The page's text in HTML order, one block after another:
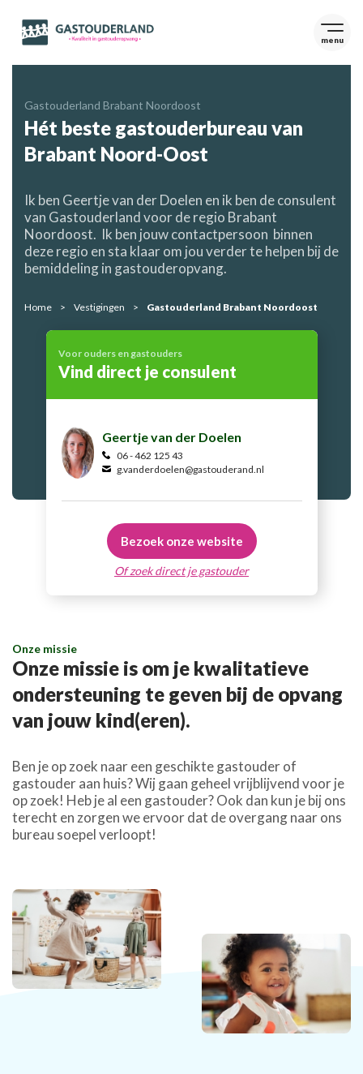
menu
Gastouderland Brabant Noordoost
Hét beste gastouderbureau van
Brabant Noord-Oost
Ik ben Geertje van der Doelen en ik ben de consulent
van Gastouderland voor de regio Brabant
Noordoost. Ik ben jouw contactpersoon binnen
deze regio en sta klaar om jou verder te helpen bij de
bemiddeling in gastouderopvang.
Home Vestigingen Gastouderland Brabant Noordoost
Voor ouders en gastouders
Vind direct je consulent
Geertje van der Doelen
06 - 462 125 43
g.vanderdoelen@gastouderand.nl
Bezoek onze website
Of zoek direct je gastouder
Onze missie
Onze missie is om je kwalitatieve
ondersteuning te geven bij de opvang
van jouw kind(eren).
Ben je op zoek naar een geschikte gastouder of
gastouder aan huis? Wij gaan geheel vrijblijvend voor je
op zoek! Heb je al een gastouder? Ook dan kun je bij ons
terecht en zorgen we ervoor dat de overgang naar ons
bureau soepel verloopt!